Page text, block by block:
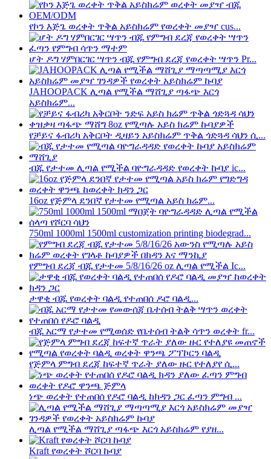
የኮን እጅጌ ወረቀት ጥቅል አይስክሬም የወረቀት መያዣ cus...
ሆት ዶግ ሃምበርገር ሣጥን ብጁ የምግብ ደረጃ የወረቀት ሣጥን Pr...
JAHOOPACK ሊጣል የሚችል ማሸጊያ ጣፋጭ እርጎ
አይስክሬም...
የቻይና ፋብሪካ አቅርቦት ዲዛይን አይስክሬም ጥቅል ጎድጓዳ ሳህን ሲ...
ብጁ የታተመ ሊጣል የሚችል ባዮግራዳዳድ የወረቀት ኩባያ ic...
16oz የጅምላ ደንበኛ የታተመ የሚጣል አይስ ክሬም...
750ml 1000ml 1500ml customization printing biodegrad...
የምግብ ደረጃ ብጁ የታተመ 5/8/16/26 oz ሊጣል የሚችል Ic...
ታዋቂ ብጁ የወረቀት ባልዲ የተጠበሰ ዶሮ ባልዲ...
ብጁ አርማ የታተመ የሚወሰድ የቤተሰብ ትልቅ ሳጥን ወረቀት fr...
የጅምላ ምግብ ደረጃ ከፍተኛ ጥራት ያለው ዙር የተለያየ ሲ...
ነጭ ወረቀት የተጠበሰ የዶሮ ባልዲ ከክዳን ጋር ፈጣን ምግብ ...
ሊጣል የሚችል ማሸጊያ ጣፋጭ እርጎ አይስክሬም የያዘ...
Kraft የወረቀት ሾርባ ኩባያ